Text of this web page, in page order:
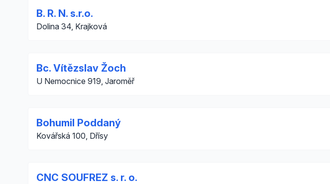
B. R. N. s.r.o.
Dolina 34, Krajková
Bc. Vítězslav Žoch
U Nemocnice 919, Jaroměř
Bohumil Poddaný
Kovářská 100, Dřísy
CNC SOUFREZ s. r. o.